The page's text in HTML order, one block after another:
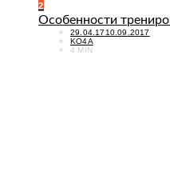
2
Особенности
POSTED
ON
29.04.1710.09.2017
KO4A
4 MIN